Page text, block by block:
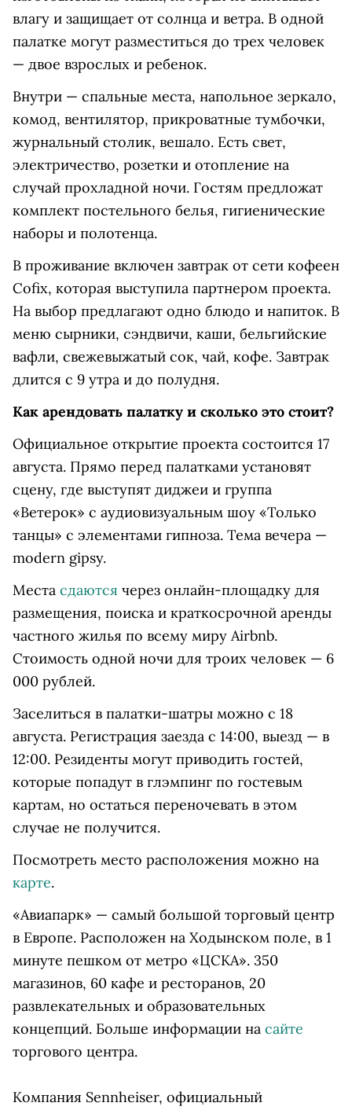
влагу и защищает от солнца и ветра. В одной
палатке могут разместиться до трех человек
— двое взрослых и ребенок.
Внутри — спальные места, напольное зеркало,
комод, вентилятор, прикроватные тумбочки,
журнальный столик, вешало. Есть свет,
электричество, розетки и отопление на
случай прохладной ночи. Гостям предложат
комплект постельного белья, гигиенические
наборы и полотенца.
В проживание включен завтрак от сети кофеен
Cofix, которая выступила партнером проекта.
На выбор предлагают одно блюдо и напиток. В
меню сырники, сэндвичи, каши, бельгийские
вафли, свежевыжатый сок, чай, кофе. Завтрак
длится с 9 утра и до полудня.
Как арендовать палатку и сколько это стоит?
Официальное открытие проекта состоится 17
августа. Прямо перед палатками установят
сцену, где выступят диджеи и группа
«Ветерок» с аудиовизуальным шоу «Только
танцы» с элементами гипноза. Тема вечера —
modern gipsy.
Места сдаются через онлайн-площадку для
размещения, поиска и краткосрочной аренды
частного жилья по всему миру Airbnb.
Стоимость одной ночи для троих человек — 6
000 рублей.
Заселиться в палатки-шатры можно с 18
августа. Регистрация заезда с 14:00, выезд — в
12:00. Резиденты могут приводить гостей,
которые попадут в глэмпинг по гостевым
картам, но остаться переночевать в этом
случае не получится.
Посмотреть место расположения можно на
карте.
«Авиапарк» — самый большой торговый центр
в Европе. Расположен на Ходынском поле, в 1
минуте пешком от метро «ЦСКА». 350
магазинов, 60 кафе и ресторанов, 20
развлекательных и образовательных
концепций. Больше информации на сайте
торгового центра.
Компания Sennheiser, официальный